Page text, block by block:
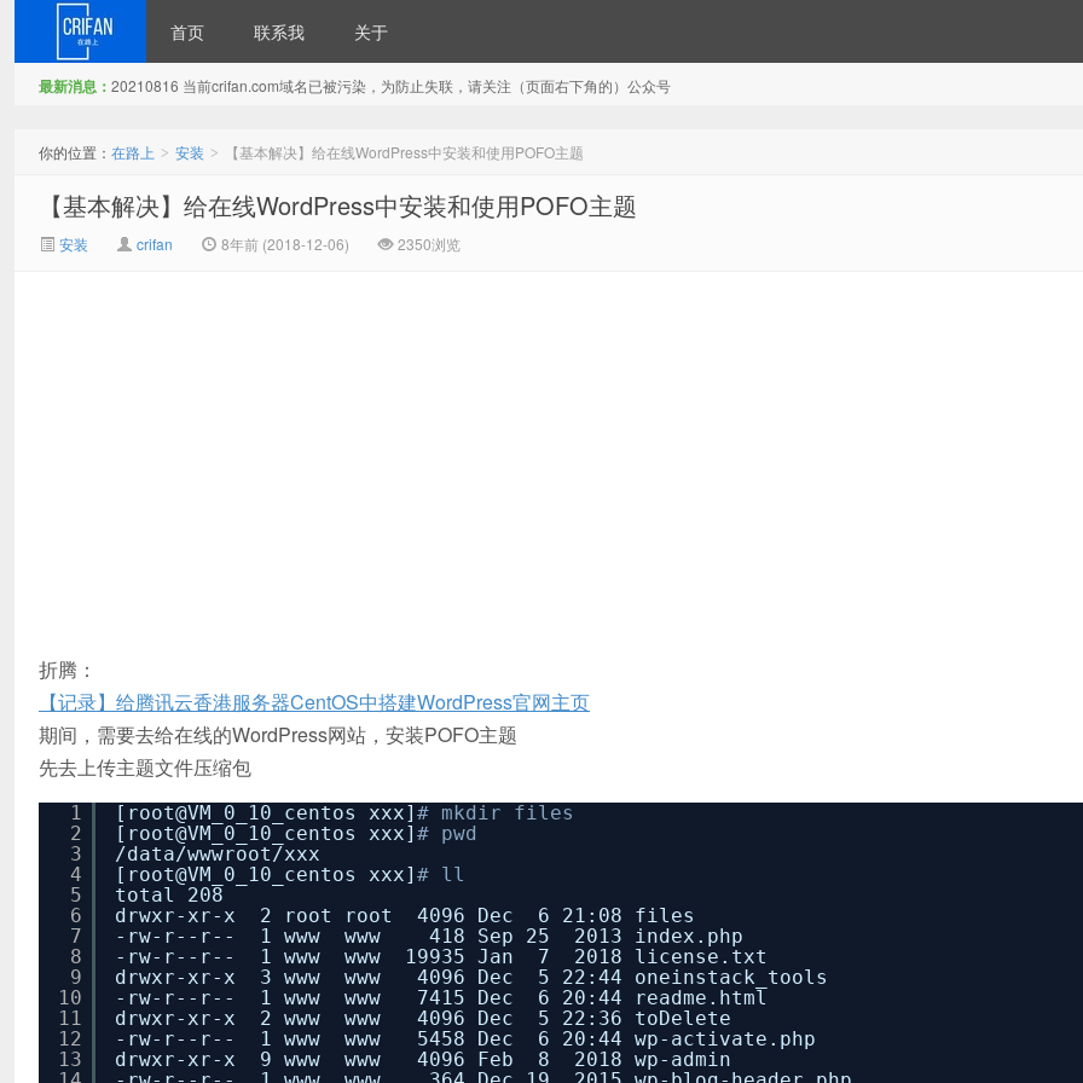
首页 联系我 关于
最新消息： 20210816 当前crifan.com域名已被污染，为防止失联，请关注（页面右下角的）公众号
你的位置： 在路上 > 安装 > 【基本解决】给在线WordPress中安装和使用POFO主题
【基本解决】给在线WordPress中安装和使用POFO主题
安装 crifan 8年前 (2018-12-06) 2350浏览
折腾：
【记录】给腾讯云香港服务器CentOS中搭建WordPress官网主页
期间，需要去给在线的WordPress网站，安装POFO主题
先去上传主题文件压缩包
1
2
3
4
5
6
7
8
9
10
11
12
13
[root@VM_0_10_centos xxx] # mkdir files
[root@VM_0_10_centos xxx] # pwd
/data/wwwroot/xxx
[root@VM_0_10_centos xxx] # ll
total 208
drwxr-xr-x 2 root root 4096 Dec 6 21:08 files
-rw-r--r-- 1 www www 418 Sep 25 2013 index.php
-rw-r--r-- 1 www www 19935 Jan 7 2018 license.txt
drwxr-xr-x 3 www www 4096 Dec 5 22:44 oneinstack_tools
-rw-r--r-- 1 www www 7415 Dec 6 20:44 readme.html
drwxr-xr-x 2 www www 4096 Dec 5 22:36 toDelete
-rw-r--r-- 1 www www 5458 Dec 6 20:44 wp-activate.php
drwxr-xr-x 9 www www 4096 Feb 8 2018 wp-admin